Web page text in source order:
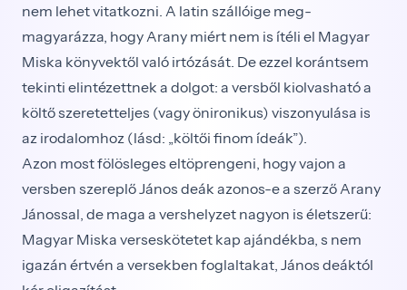
nem lehet vitatkozni. A latin szállóige meg­
magyarázza, hogy Arany miért nem is ítéli el Magyar
Miska könyvektől való irtózását. De ezzel korántsem
tekinti elintézettnek a dolgot: a versből kiolvasható a
költő szeretetteljes (vagy önironikus) viszonyulása is
az irodalomhoz (lásd: „költői finom ídeák”).
Azon most fölösleges eltöprengeni, hogy vajon a
versben szereplő János deák azonos-e a szerző Arany
Jánossal, de maga a vershelyzet nagyon is életszerű:
Magyar Miska verseskötetet kap ajándékba, s nem
igazán értvén a versekben foglaltakat, János deáktól